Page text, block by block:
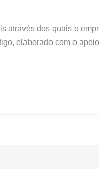
através dos quais o
elaborado com o